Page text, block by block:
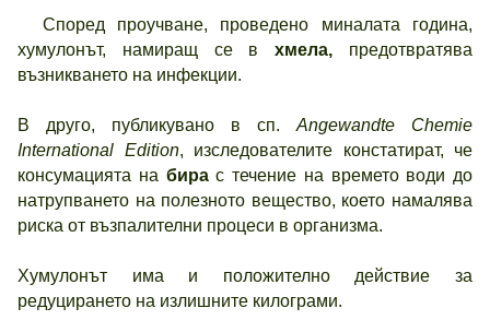
Според проучване, проведено миналата година,
хумулонът, намиращ се вхмела, предотвратява
възникването на инфекции.
В друго, публикувано в сп. Angewandte Chemie
International Edition, изследователите констатират, че
консумацията на бирас течение на времето води до
натрупването на полезното вещество, което намалява
риска от възпалителни процеси в организма.
Хумулонът има и положително действие за
редуцирането на излишните килограми.